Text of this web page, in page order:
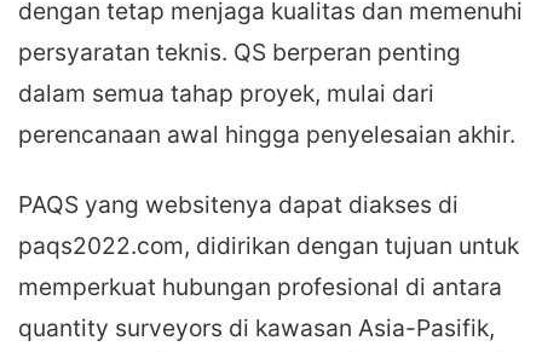
dengan tetap menjaga kualitas dan memenuhi
persyaratan teknis. QS berperan penting
dalam semua tahap proyek, mulai dari
perencanaan awal hingga penyelesaian akhir.
PAQS yang websitenya dapat diakses di
paqs2022.com, didirikan dengan tujuan untuk
memperkuat hubungan profesional di antara
quantity surveyors di kawasan Asia-Pasifik,